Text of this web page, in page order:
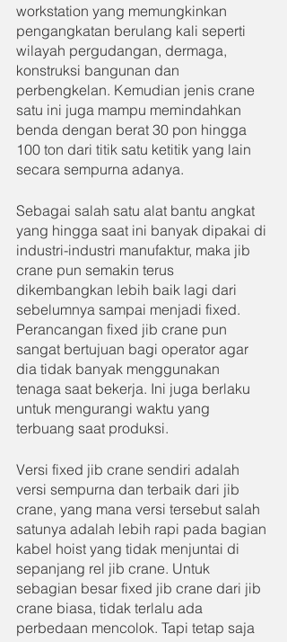
workstation yang memungkinkan
pengangkatan berulang kali seperti
wilayah pergudangan, dermaga,
konstruksi bangunan dan
perbengkelan. Kemudian jenis crane
satu ini juga mampu memindahkan
benda dengan berat 30 pon hingga
100 ton dari titik satu ketitik yang lain
secara sempurna adanya.
Sebagai salah satu alat bantu angkat
yang hingga saat ini banyak dipakai di
industri-industri manufaktur, maka jib
crane pun semakin terus
dikembangkan lebih baik lagi dari
sebelumnya sampai menjadi fixed.
Perancangan fixed jib crane pun
sangat bertujuan bagi operator agar
dia tidak banyak menggunakan
tenaga saat bekerja. Ini juga berlaku
untuk mengurangi waktu yang
terbuang saat produksi.
Versi fixed jib crane sendiri adalah
versi sempurna dan terbaik dari jib
crane, yang mana versi tersebut salah
satunya adalah lebih rapi pada bagian
kabel hoist yang tidak menjuntai di
sepanjang rel jib crane. Untuk
sebagian besar fixed jib crane dari jib
crane biasa, tidak terlalu ada
perbedaan mencolok. Tapi tetap saja